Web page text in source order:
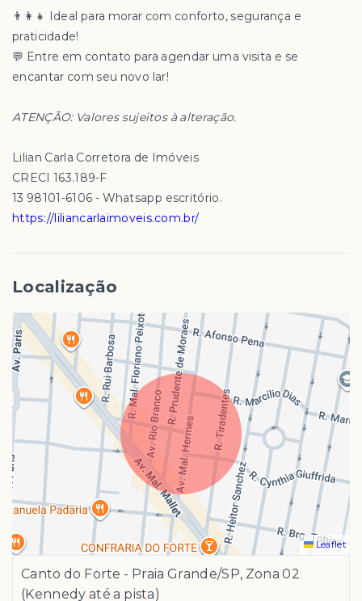
👨‍👩‍👧 Ideal para morar com conforto, segurança e
praticidade!
💬 Entre em contato para agendar uma visita e se
encantar com seu novo lar!
ATENÇÃO: Valores sujeitos à alteração.
Lilian Carla Corretora de Imóveis
CRECI 163.189-F
13 98101-6106 - Whatsapp escritório.
https://liliancarlaimoveis.com.br/
Localização
Leaflet
Canto do Forte - Praia Grande/SP, Zona 02
(Kennedy até a pista)